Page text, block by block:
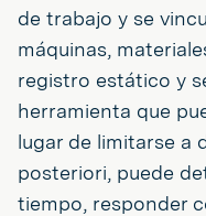
de trabajo y se
máquinas,
registro estático y
herramienta que
lugar de limitarse a
posteriori, puede
tiempo, responder